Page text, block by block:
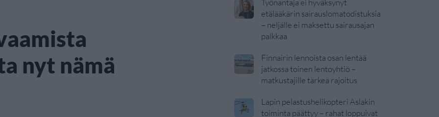
nyt nämä
Työnantaja ei hyväksynyt
etälääkärin sairauslomatodistuksia
– neljälle ei maksettu sairausajan
palkkaa
Finnairin lennoista osan lentää
jatkossa toinen lentoyhtiö –
matkustajille tärkeä rajoitus
Lapin pelastushelikopteri Aslakin
toiminta päättyy – rahat loppuivat